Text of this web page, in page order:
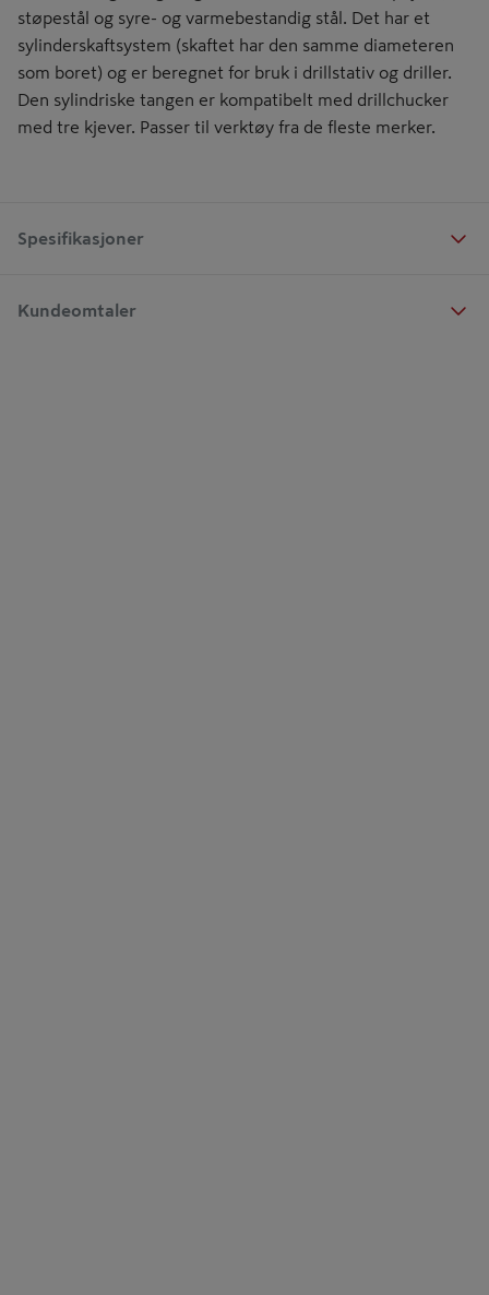
støpestål og syre- og varmebestandig stål. Det har et
sylinderskaftsystem (skaftet har den samme diameteren
som boret) og er beregnet for bruk i drillstativ og driller.
Den sylindriske tangen er kompatibelt med drillchucker
med tre kjever. Passer til verktøy fra de fleste merker.
Spesifikasjoner
Kundeomtaler